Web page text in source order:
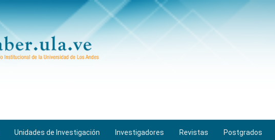
Unidades de Investigación Investigadores Revistas Postgrados